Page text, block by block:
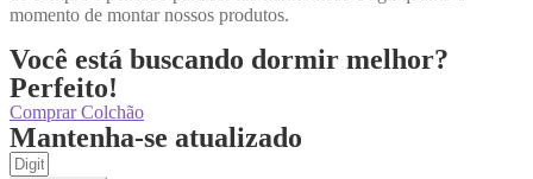
momento de montar nossos produtos.
Você está buscando dormir melhor?
Perfeito!
Comprar Colchão
Mantenha-se atualizado